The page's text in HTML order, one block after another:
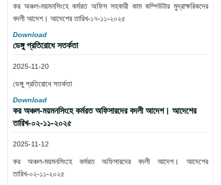
কর অঞ্চল-ময়মনসিংহে কর্মরত অফিস সহকারী কাম কম্পিউটার মুদ্রাক্ষরিকদের
বদলী আদেশ। আদেশের তারিখ-১৭-১১-২০২৫
Download
ডেঙ্গু প্রতিরোধে সতর্কতা
2025-11-20
ডেঙ্গু প্রতিরোধে সতর্কতা
Download
কর অঞ্চল-ময়মনসিংহে কর্মরত অফিসারদের বদলী আদেশ। আদেশের
তারিখ-০২-১১-২০২৫
2025-11-12
কর অঞ্চল-ময়মনসিংহে কর্মরত অফিসারদের বদলী আদেশ। আদেশের
তারিখ-০২-১১-২০২৫